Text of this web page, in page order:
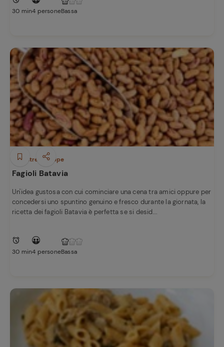
30 min4 personeBassa
Minestre e Zuppe
Fagioli Batavia
Un'idea gustosa con cui cominciare una cena tra amici oppure per
concedersi uno spuntino genuino e fresco durante la giornata, la
ricetta dei fagioli Batavia è perfetta se si desid...
30 min4 personeBassa